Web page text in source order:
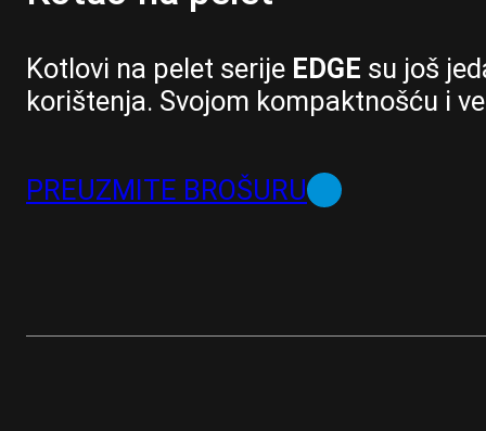
Kotlovi na pelet serije EDGE su još
korištenja. Svojom kompaktnošću i
PREUZMITE BROŠURU